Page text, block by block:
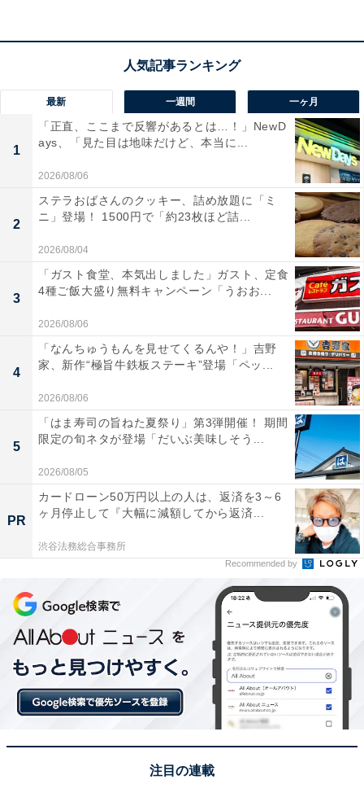
2代目がラーメンづくりに没頭し「らーめんの千
2代目・遠藤勝さん
2代目となる遠藤勝さんは服部料理専門学校卒業後、都
内のレストランで修業、1966年から「千草食堂」で働き
始めます。「岩手で1番になりたい」という思いが強か
その思いはラーメンづくりへと注がれ、久慈でラーメン
最新 一週間 一ヶ月
1
「正直、ここまで反響があるとは…！」NewD
ays、「見た目は地味だけど、本当に...
2026/08/06
2
ステラおばさんのクッキー、詰め放題に「ミ
ニ」登場！ 1500円で「約23枚ほど詰...
2026/08/04
3
「ガスト食堂、本気出しました」ガスト、定食
4種ご飯大盛り無料キャンペーン「うおお...
2026/08/06
4
「なんちゅうもんを見せてくるんや！」吉野
家、新作“極旨牛鉄板ステーキ”登場「ペッ...
2026/08/06
5
「はま寿司の旨ねた夏祭り」第3弾開催！ 期間
限定の旬ネタが登場「だいぶ美味しそう...
2026/08/05
PR
カードローン50万円以上の人は、返済を3～6
ヶ月停止して『大幅に減額してから返済...
渋谷法務総合事務所
Recommended by
注目の連載